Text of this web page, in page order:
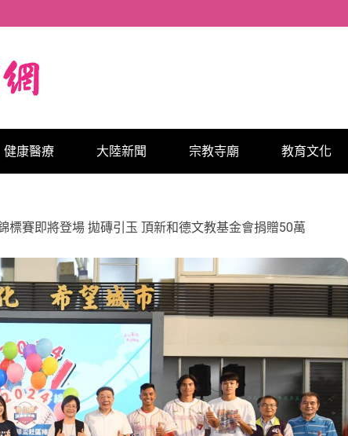
健康醫療 大陸新聞 宗教寺廟 教育文化
標賽即將登場 拋磚引玉 頂新和德文教基金會捐贈50萬